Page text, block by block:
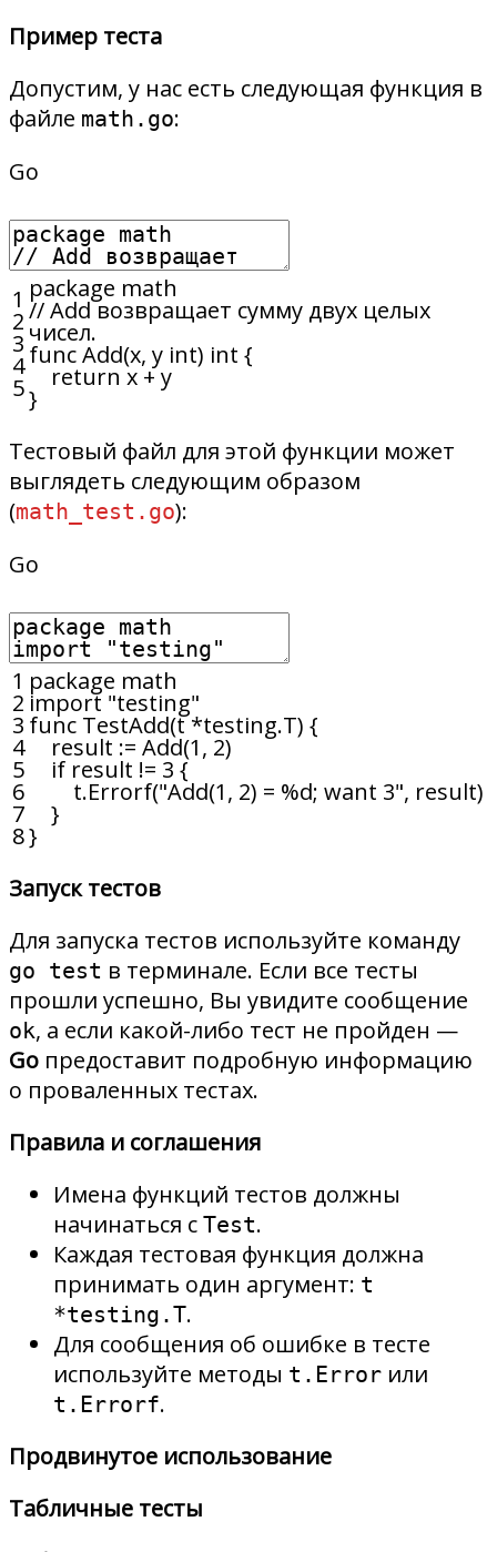
Пример теста
Допустим, у нас есть следующая функция в
файле math.go:
Go
1
2
3
4
5
package math
// Add возвращает сумму двух целых
чисел.
funcAdd(x, y int) int {
return x+y
}
Тестовый файл для этой функции может
выглядеть следующим образом
(math_test.go):
Go
1
2
3
4
5
6
7
8
package math
import "testing"
func TestAdd(t *testing.T) {
result := Add(1, 2)
if result != 3 {
t.Errorf("Add(1, 2) = %d; want 3", result)
}
}
Запуск тестов
Для запуска тестов используйте команду
go test в терминале. Если все тесты
прошли успешно, Вы увидите сообщение
ok, а если какой-либо тест не пройден —
Go предоставит подробную информацию
о проваленных тестах.
Правила и соглашения
Имена функций тестов должны
начинаться с Test.
Каждая тестовая функция должна
принимать один аргумент: t
*testing.T.
Для сообщения об ошибке в тесте
используйте методы t.Error или
t.Errorf.
Продвинутое использование
Табличные тесты